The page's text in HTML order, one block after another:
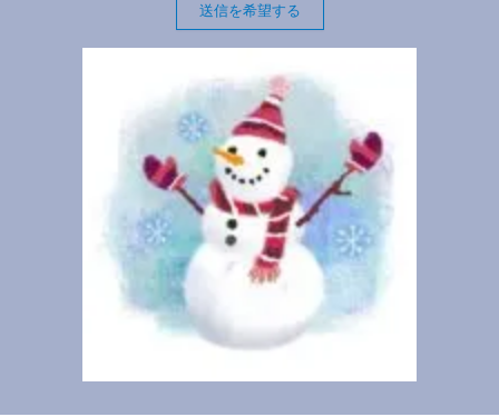
送信を希望する